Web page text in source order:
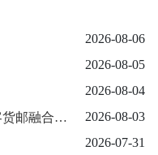
2026-08-06
2026-08-05
2026-08-04
全省国有企业闲置资产盘活暨客货邮融合发展交流培训...
2026-08-03
2026-07-31